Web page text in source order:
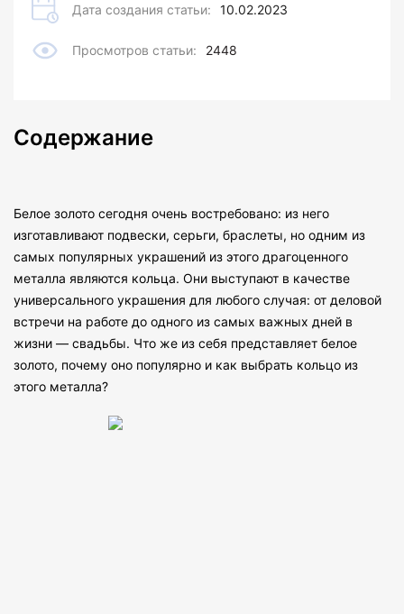
Дата создания статьи: 10.02.2023
Просмотров статьи: 2448
Содержание
Белое золото сегодня очень востребовано: из него
изготавливают подвески, серьги, браслеты, но одним из
самых популярных украшений из этого драгоценного
металла являются кольца. Они выступают в качестве
универсального украшения для любого случая: от деловой
встречи на работе до одного из самых важных дней в
жизни — свадьбы. Что же из себя представляет белое
золото, почему оно популярно и как выбрать кольцо из
этого металла?